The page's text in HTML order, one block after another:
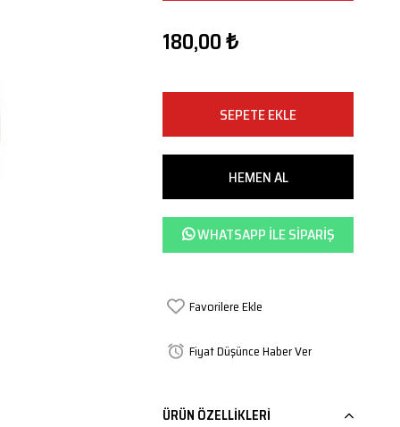
180,00 ₺
WHATSAPP ILE SIPARIŞ
Favorilere Ekle
Fiyat Düşünce Haber Ver
ÜRÜN ÖZELLIKLERI